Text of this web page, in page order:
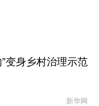
”变身乡村治理示范
新华网